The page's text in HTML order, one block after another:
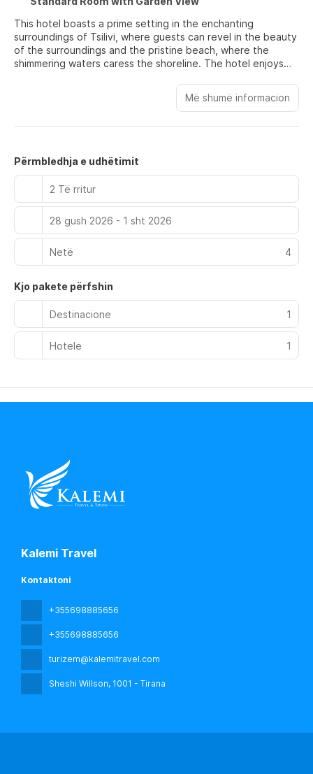
This hotel boasts a prime setting in the enchanting
surroundings of Tsilivi, where guests can revel in the beauty
of the surroundings and the pristine beach, where the
shimmering waters caress the shoreline. The hotel enjoys
opportunities, dining options and entertainment venues can
be enjoyed. Guests will be impressed by the elegance that
The guest rooms are splendidly appointed, featuring
come complete with modern amenities, catering to the
needs of each individual guest.
Më shumë informacion
Përmbledhja e udhëtimit
2 Të rritur
28 gush 2026 - 1 sht 2026
Netë 4
Kjo pakete përfshin
Destinacione 1
Hotele 1
Kalemi Travel
Kontaktoni
+355698885656
+355698885656
turizem@kalemitravel.com
Sheshi Willson, 1001 - Tirana